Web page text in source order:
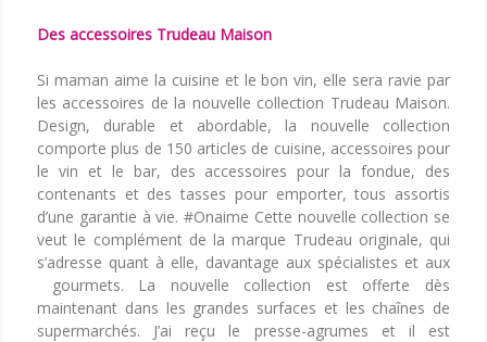
Des accessoires Trudeau Maison
Si maman aime la cuisine et le bon vin, elle sera ravie par
les accessoires de la nouvelle collection Trudeau Maison.
Design, durable et abordable, la nouvelle collection
comporte plus de 150 articles de cuisine, accessoires pour
le vin et le bar, des accessoires pour la fondue, des
contenants et des tasses pour emporter, tous assortis
d’une garantie à vie. #Onaime Cette nouvelle collection se
veut le complément de la marque Trudeau originale, qui
s’adresse quant à elle, davantage aux spécialistes et aux
gourmets. La nouvelle collection est offerte dès
maintenant dans les grandes surfaces et les chaînes de
supermarchés. J’ai reçu le presse-agrumes et il est